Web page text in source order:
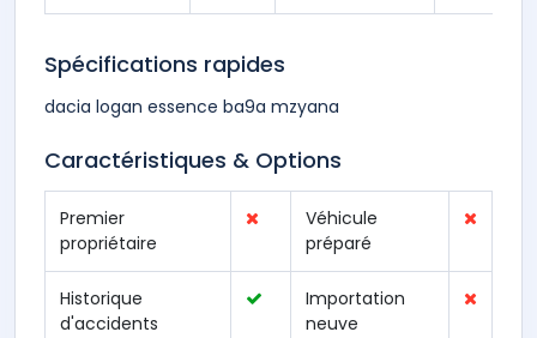
Spécifications rapides
dacia logan essence ba9a mzyana
Caractéristiques & Options
Premier
propriétaire
Véhicule
préparé
Historique
d'accidents
Importation
neuve